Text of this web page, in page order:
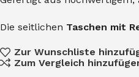
Die seitlichen Taschen mit
Zur Wunschliste
Zum Vergleich